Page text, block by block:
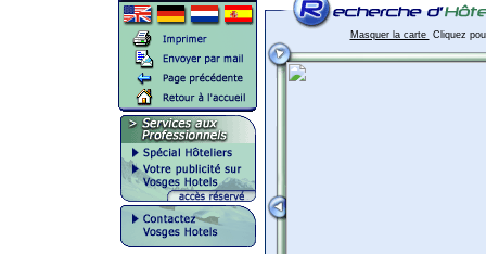
Masquer la carte Cliquez